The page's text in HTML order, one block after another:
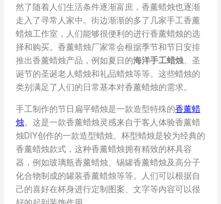
然了随着人们生活条件逐渐富庶，香薰蜡烛也逐渐
走入了寻常人家中。街边渐渐的多了几家手工香薰
蜡烛工作室，人们能够很便利的进行香薰蜡烛的选
择和购买。香薰蜡烛厂家常会根据季节和节日安排
推出香薰蜡烛产品，例如夏日的海洋手工蜡烛 、圣
诞节的圣诞老人蜡烛和礼品蜡烛等等。这些蜡烛的
类别满足了人们的日常基本对香薰蜡烛的需求。
手工制作的节日扁平蜡烛是一款造型特殊的香薰蜡
烛。这是一款香薰蜡烛灵感来自于客人体验香薰蜡
烛DIY创作的一款造型蜡烛。杯型蜡烛是较为经典的
香薰蜡烛款式，这种香薰蜡烛拥有精致的杯具容
器，例如玻璃瓶香薰蜡烛、锡罐香薰蜡烛及高分子
化合物制成的罐装香薰蜡烛等等。人们可以根据自
己的喜好在杯身进行定制图案、文字等内容可以很